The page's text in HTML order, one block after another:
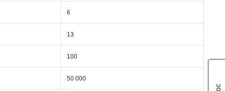
6
13
100
50 000